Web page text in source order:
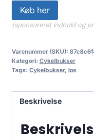
Køb her
(sponsoreret indhold og
Varenummer (SKU):
Kategori: Cykelbukser
Tags: Cykelbukser, los
Beskrivelse